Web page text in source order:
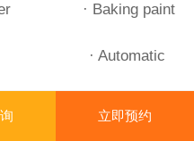
· Baking paint
· Automatic
· Intelligent
立即预约